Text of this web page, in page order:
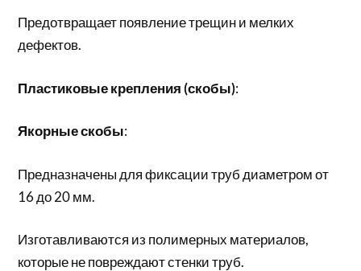
Предотвращает появление трещин и мелких
дефектов.
Пластиковые крепления (скобы):
Якорные скобы:
Предназначены для фиксации труб диаметром от
16 до 20 мм.
Изготавливаются из полимерных материалов,
которые не повреждают стенки труб.